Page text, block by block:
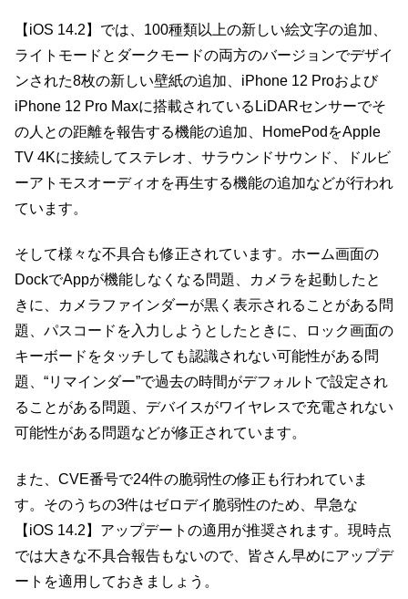
【iOS 14.2】では、100種類以上の新しい絵文字の追加、
ライトモードとダークモードの両方のバージョンでデザイ
ンされた8枚の新しい壁紙の追加、iPhone 12 Proおよび
iPhone 12 Pro Maxに搭載されているLiDARセンサーでそ
の人との距離を報告する機能の追加、HomePodをApple
TV 4Kに接続してステレオ、サラウンドサウンド、ドルビ
ーアトモスオーディオを再生する機能の追加などが行われ
ています。
そして様々な不具合も修正されています。ホーム画面の
DockでAppが機能しなくなる問題、カメラを起動したと
きに、カメラファインダーが黒く表示されることがある問
題、パスコードを入力しようとしたときに、ロック画面の
キーボードをタッチしても認識されない可能性がある問
題、“リマインダー”で過去の時間がデフォルトで設定され
ることがある問題、デバイスがワイヤレスで充電されない
可能性がある問題などが修正されています。
また、CVE番号で24件の脆弱性の修正も行われていま
す。そのうちの3件はゼロデイ脆弱性のため、早急な
【iOS 14.2】アップデートの適用が推奨されます。現時点
では大きな不具合報告もないので、皆さん早めにアップデ
ートを適用しておきましょう。